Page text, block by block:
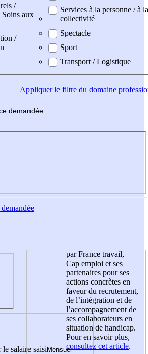
/
aux
/
Services à la personne / à la
collectivité
Spectacle
Sport
Transport / Logistique
Appliquerle filtre du domaine
demandée
salaire saisi
par France travail,
Cap emploi et ses
partenaires pour ses
actions concrètes en
faveur du recrutement,
de l’intégration et de
l’accompagnement de
ses collaborateurs en
situation de handicap.
Pour en savoir plus,
consultez cet article.